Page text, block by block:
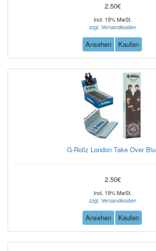
2.50€
Incl. 19% MwSt.
zzgl. Versandkosten
Ansehen Kaufen
G-Rollz London Take Over
2.50€
Incl. 19% MwSt.
zzgl. Versandkosten
Ansehen Kaufen